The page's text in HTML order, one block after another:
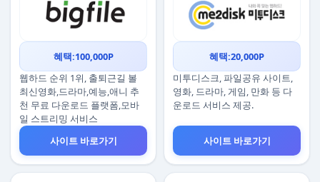
혜택:100,000P
웹하드 순위 1위, 출퇴근길 볼
최신영화,드라마,예능,애니 추
천 무료 다운로드 플랫폼,모바
일 스트리밍 서비스
사이트 바로가기
혜택:20,000P
미투디스크, 파일공유 사이트,
영화, 드라마, 게임, 만화 등 다
운로드 서비스 제공.
사이트 바로가기